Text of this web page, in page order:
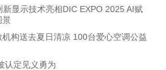
显示技术亮相DIC EXPO 2025 AI赋
景
构送去夏日清凉 100台爱心空调公益
认定见义勇为